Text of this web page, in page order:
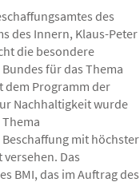
des
des Innern, Klaus-Peter
die besondere
für das Thema
dem Programm der
Nachhaltigkeit wurde
mit höchster
Das
BMI, das im Auftrag des